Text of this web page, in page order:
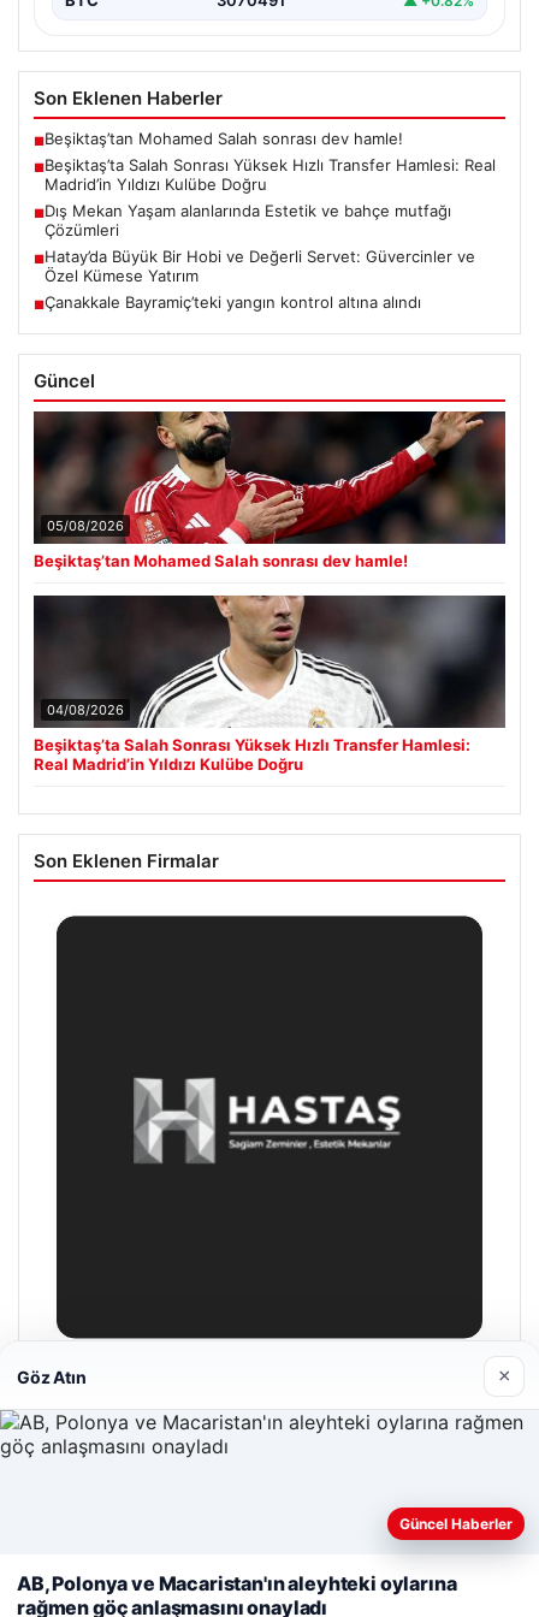
Son Eklenen Haberler
■Beşiktaş’tan Mohamed Salah sonrası dev hamle!
■Beşiktaş’ta Salah Sonrası Yüksek Hızlı Transfer Hamlesi: Real
Madrid’in Yıldızı Kulübe Doğru
■Dış Mekan Yaşam alanlarında Estetik ve bahçe mutfağı
Çözümleri
■Hatay’da Büyük Bir Hobi ve Değerli Servet: Güvercinler ve
Özel Kümese Yatırım
■Çanakkale Bayramiç’teki yangın kontrol altına alındı
Güncel
05/08/2026
Beşiktaş’tan Mohamed Salah sonrası dev hamle!
04/08/2026
Beşiktaş’ta Salah Sonrası Yüksek Hızlı Transfer Hamlesi:
Real Madrid’in Yıldızı Kulübe Doğru
Son Eklenen Firmalar
Hastaş Beton
26/05/2026
© 2026 Gündem Haberleri – Güncel Haberler
Web sitemizi nasıl kullandığınızı daha iyi anlayabilmek,
kullanıyoruz.Çerez Politikamız
Göz Atın ×
Güncel Haberler
AB, Polonya ve Macaristan'ın aleyhteki oylarına
rağmen göç anlaşmasını onayladı